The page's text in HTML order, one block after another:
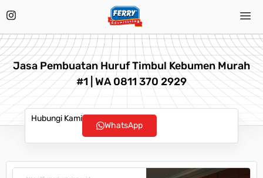
Jasa Pembuatan Huruf Timbul Kebumen Murah
#1 | WA 0811 370 2929
Hubungi Kami
WhatsApp